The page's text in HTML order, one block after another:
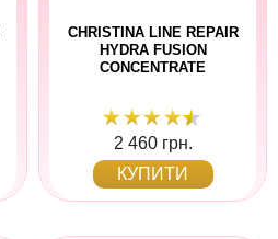
CHRISTINA LINE REPAIR
HYDRA FUSION
CONCENTRATE
2 460 грн.
КУПИТИ